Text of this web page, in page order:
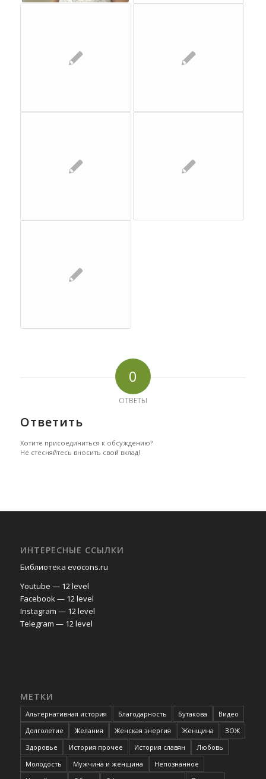
0
ОТВЕТЫ
Ответить
Хотите присоединиться к обсуждению?
Не стесняйтесь вносить свой вклад!
ИНТЕРЕСНЫЕ ССЫЛКИ
Библиотека evocons.ru
Youtube — 12 level
Facebook — 12 level
Instagram — 12 level
Telegram — 12 level
МЕТКИ
Альтернативная история Благодарность Бутакова
Видео
Долголетие
Желания Женская энергия Женщина
ЗОЖ
Здоровье
История прочее История славян
Любовь
Молодость
Мужчина и женщина
Непознанное